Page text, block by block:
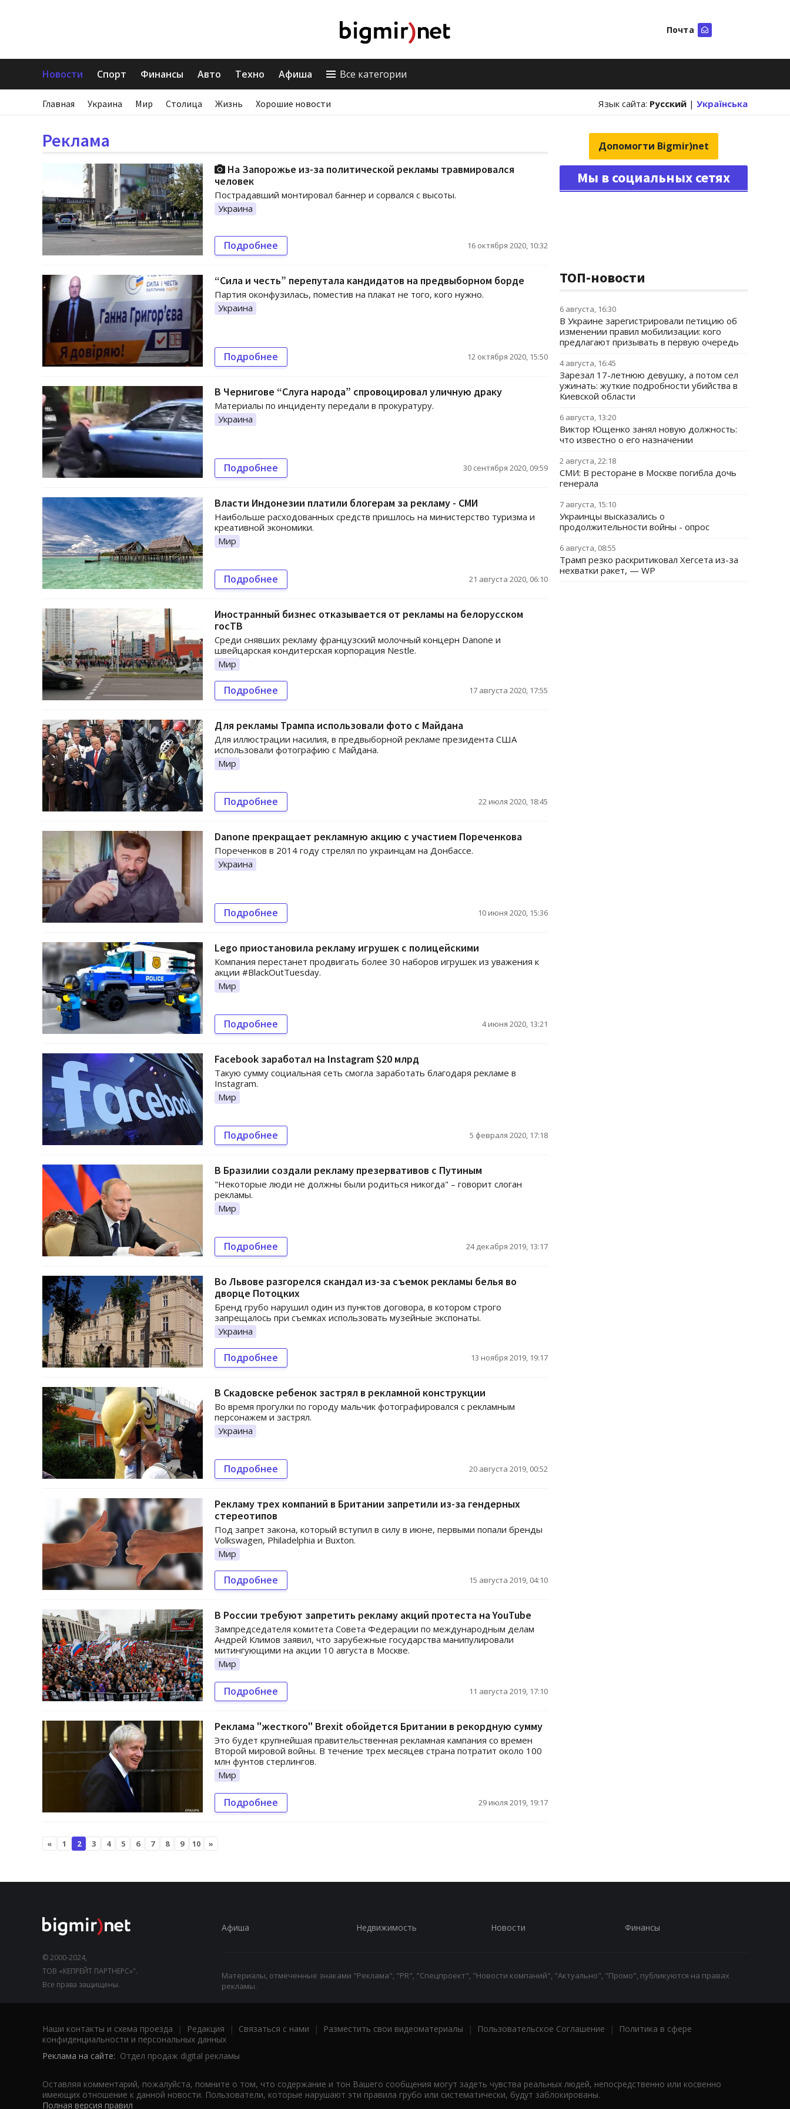
Почта
Новости Спорт Финансы Авто Техно Афиша Все категории
Главная Украина Мир Столица Жизнь Хорошие новости Язык сайта: Русский | Українська
Реклама
На Запорожье из-за политической рекламы травмировался
человек
Пострадавший монтировал баннер и сорвался с высоты.
Украина
Подробнее 16 октября 2020, 10:32
“Сила и честь” перепутала кандидатов на предвыборном борде
Партия оконфузилась, поместив на плакат не того, кого нужно.
Украина
Подробнее 12 октября 2020, 15:50
В Чернигове “Слуга народа” спровоцировал уличную драку
Материалы по инциденту передали в прокуратуру.
Украина
Подробнее 30 сентября 2020, 09:59
Власти Индонезии платили блогерам за рекламу - СМИ
Наибольше расходованных средств пришлось на министерство туризма и
креативной экономики.
Мир
Подробнее 21 августа 2020, 06:10
Иностранный бизнес отказывается от рекламы на белорусском
госТВ
Среди снявших рекламу французский молочный концерн Danone и
швейцарская кондитерская корпорация Nestle.
Мир
Подробнее 17 августа 2020, 17:55
Для рекламы Трампа использовали фото с Майдана
Для иллюстрации насилия, в предвыборной рекламе президента США
использовали фотографию с Майдана.
Мир
Подробнее 22 июля 2020, 18:45
Danone прекращает рекламную акцию с участием Пореченкова
Пореченков в 2014 году стрелял по украинцам на Донбассе.
Украина
Подробнее 10 июня 2020, 15:36
Lego приостановила рекламу игрушек с полицейскими
Компания перестанет продвигать более 30 наборов игрушек из уважения к
акции #BlackOutTuesday.
Мир
Подробнее 4 июня 2020, 13:21
Facebook заработал на Instagram $20 млрд
Такую сумму социальная сеть смогла заработать благодаря рекламе в
Instagram.
Мир
Подробнее 5 февраля 2020, 17:18
В Бразилии создали рекламу презервативов с Путиным
"Некоторые люди не должны были родиться никогда" – говорит слоган
рекламы.
Мир
Подробнее 24 декабря 2019, 13:17
Во Львове разгорелся скандал из-за съемок рекламы белья во
дворце Потоцких
Бренд грубо нарушил один из пунктов договора, в котором строго
запрещалось при съемках использовать музейные экспонаты.
Украина
Подробнее 13 ноября 2019, 19:17
В Скадовске ребенок застрял в рекламной конструкции
Во время прогулки по городу мальчик фотографировался с рекламным
персонажем и застрял.
Украина
Подробнее 20 августа 2019, 00:52
Рекламу трех компаний в Британии запретили из-за гендерных
стереотипов
Под запрет закона, который вступил в силу в июне, первыми попали бренды
Volkswagen, Philadelphia и Buxton.
Мир
Подробнее 15 августа 2019, 04:10
В России требуют запретить рекламу акций протеста на YouTube
Зампредседателя комитета Совета Федерации по международным делам
Андрей Климов заявил, что зарубежные государства манипулировали
митингующими на акции 10 августа в Москве.
Мир
Подробнее 11 августа 2019, 17:10
Реклама "жесткого" Brexit обойдется Британии в рекордную сумму
Это будет крупнейшая правительственная рекламная кампания со времен
Второй мировой войны. В течение трех месяцев страна потратит около 100
млн фунтов стерлингов.
Мир
Подробнее 29 июля 2019, 19:17
« 1 2 3 4 5 6 7 8 9 10 »
Допомогти Bigmir)net
Мы в социальных сетях
ТОП-новости
6 августа, 16:30
В Украине зарегистрировали петицию об
изменении правил мобилизации: кого
предлагают призывать в первую очередь
4 августа, 16:45
Зарезал 17-летнюю девушку, а потом сел
ужинать: жуткие подробности убийства в
Киевской области
6 августа, 13:20
Виктор Ющенко занял новую должность:
что известно о его назначении
2 августа, 22:18
СМИ: В ресторане в Москве погибла дочь
генерала
7 августа, 15:10
Украинцы высказались о
продолжительности войны - опрос
6 августа, 08:55
Трамп резко раскритиковал Хегсета из-за
нехватки ракет, — WP
© 2000-2024,
ТОВ «КЕПРЕЙТ ПАРТНЕРС»".
Все права защищены.
Афиша Недвижимость Новости Финансы
Материалы, отмеченные знаками "Реклама", "PR", "Спецпроект", "Новости компаний", "Актуально", "Промо", публикуются на правах
рекламы.
Наши контакты и схема проезда | Редакция | Связаться с нами | Разместить свои видеоматериалы | Пользовательское Соглашение |
Политика в сфере
конфиденциальности и персональных данных
Реклама на сайте: Отдел продаж digital рекламы
Оставляя комментарий, пожалуйста, помните о том, что содержание и тон Вашего сообщения могут задеть чувства реальных людей, непосредственно или косвенно
имеющих отношение к данной новости. Пользователи, которые нарушают эти правила грубо или систематически, будут заблокированы.
Полная версия правил